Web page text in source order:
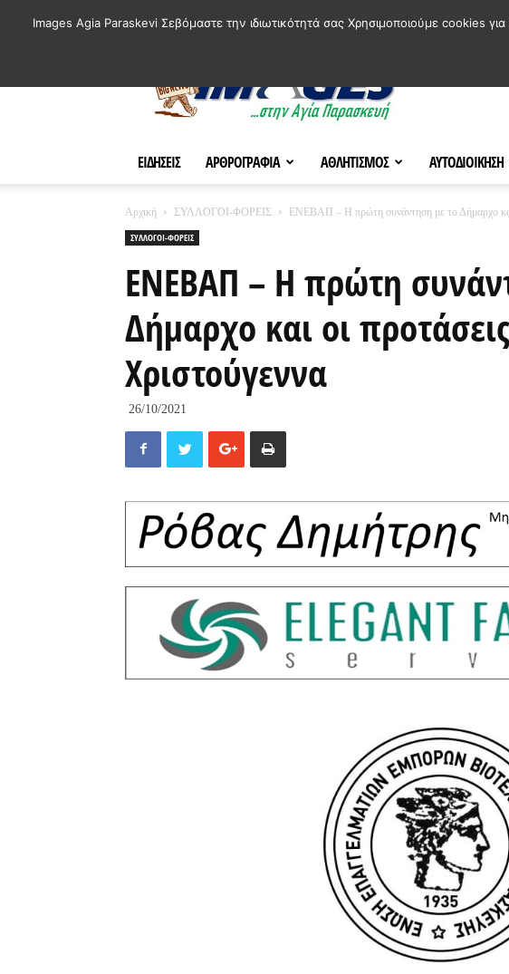
ΕΙΔΗΣΕΙΣ ΑΡΘΡΟΓΡΑΦΙΑ ΑΘΛΗΤΙΣΜΟΣ ΑΥΤΟΔΙΟΙΚΗΣΗ
Αρχική ΣΥΛΛΟΓΟΙ-ΦΟΡΕΙΣ
ΕΝΕΒΑΠ – Η πρώτη συνάντηση με το Δήμαρχο
ΣΥΛΛΟΓΟΙ-ΦΟΡΕΙΣ
ΕΝΕΒΑΠ – Η πρώτη
Δήμαρχο και οι
Χριστούγεννα
26/10/2021
Images Agia Paraskevi Σεβόμαστε την ιδιωτικότητά σας Χρησιμοποιούμε cookies